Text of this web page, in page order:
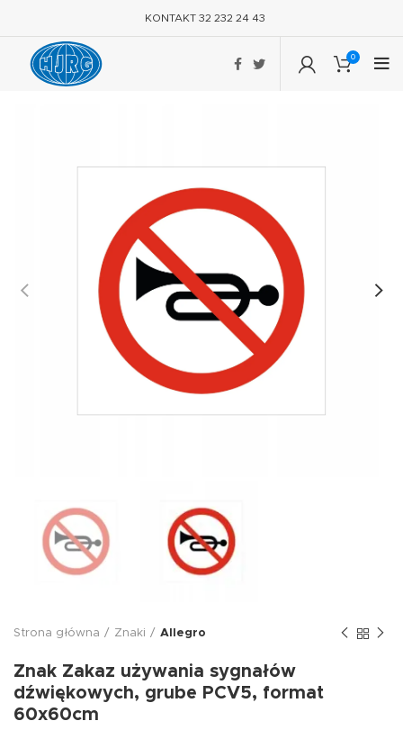
KONTAKT 32 232 24 43
0
Strona główna Znaki Allegro
Znak Zakaz używania sygnałów
dźwiękowych, grube PCV5, format
60x60cm